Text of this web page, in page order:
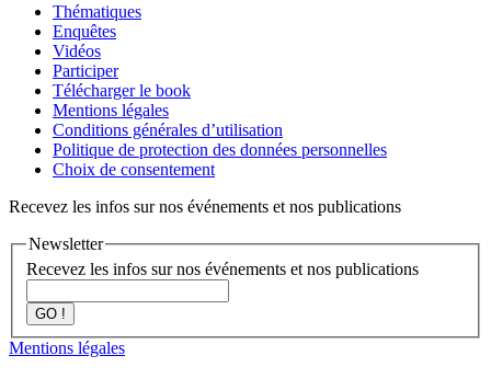
Thématiques
Enquêtes
Vidéos
Participer
Télécharger le book
Mentions légales
Conditions générales d’utilisation
Politique de protection des données personnelles
Choix de consentement
Recevez les infos sur nos événements et nos publications
Newsletter
Recevez les infos sur nos événements et nos publications
GO !
Mentions légales